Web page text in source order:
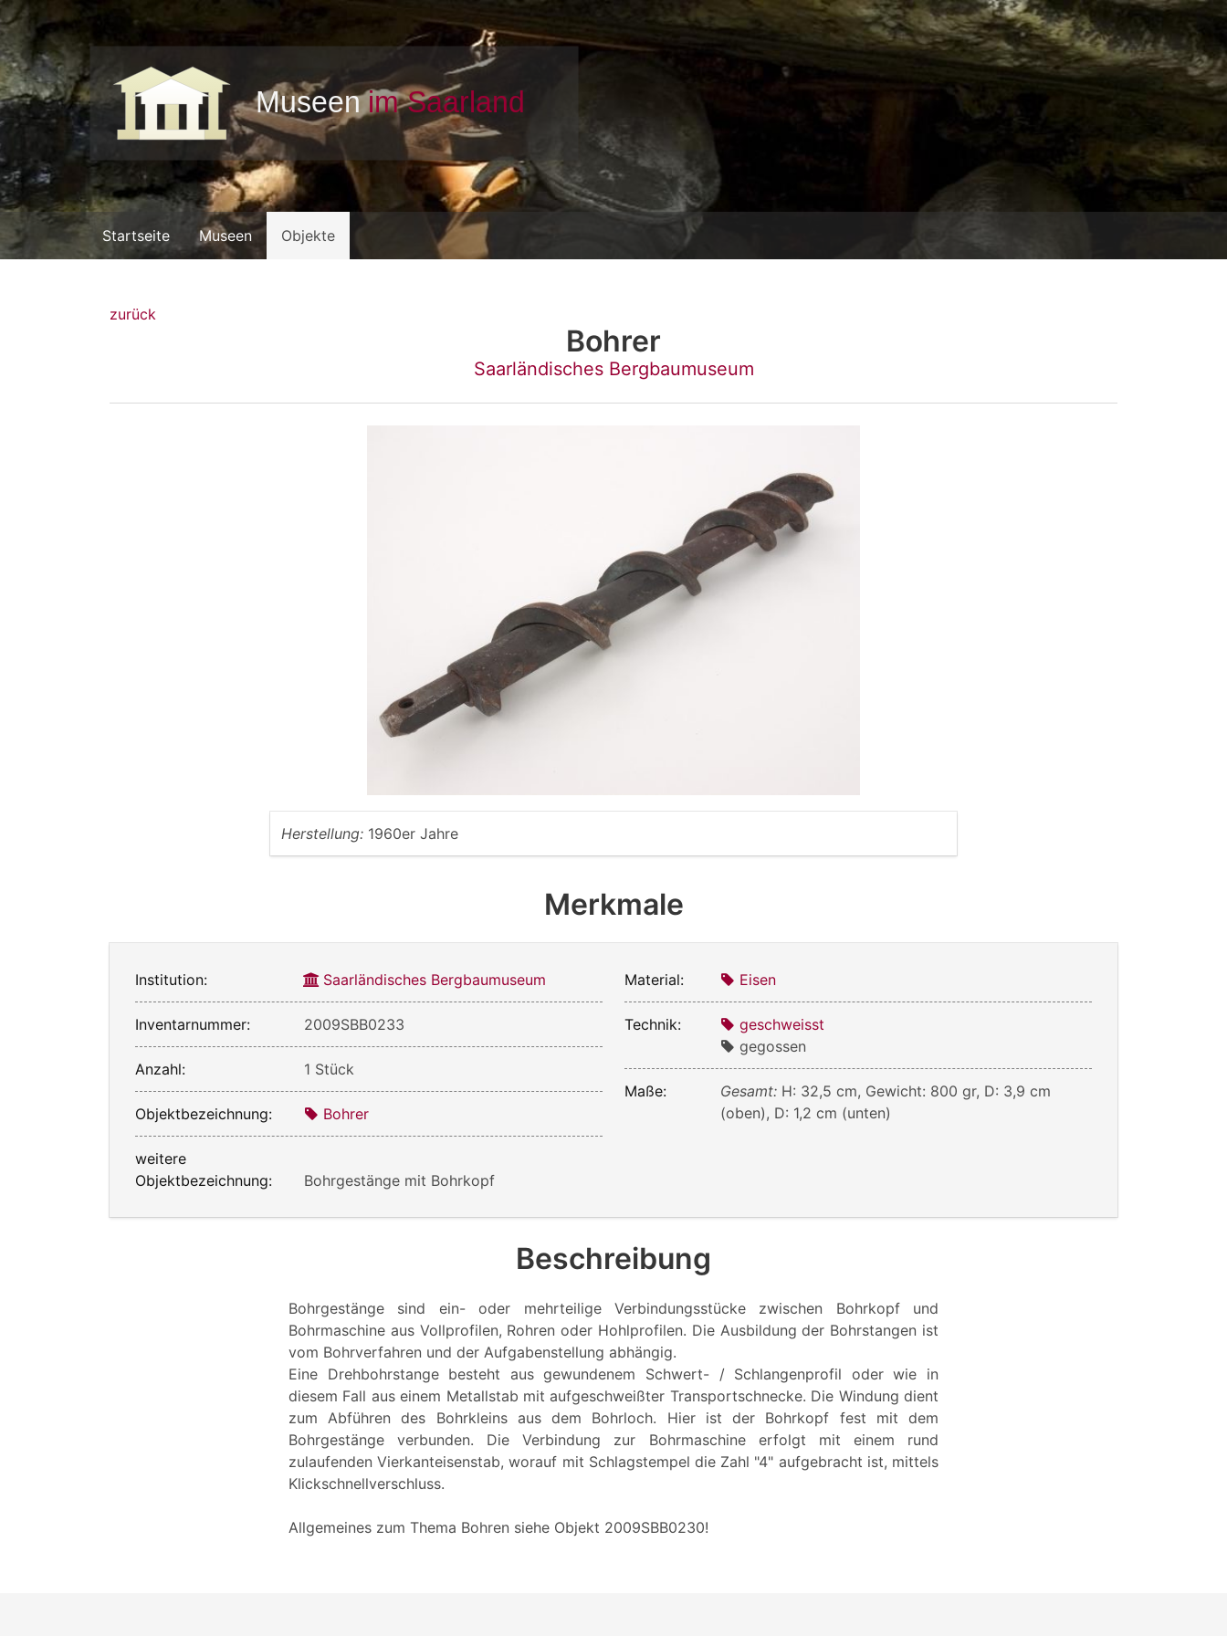
Startseite Museen Objekte
zurück
Bohrer
Saarländisches Bergbaumuseum
Herstellung: 1960er Jahre
Merkmale
Institution: Saarländisches Bergbaumuseum
Inventarnummer: 2009SBB0233
Anzahl: 1 Stück
Objektbezeichnung: Bohrer
weitere
Objektbezeichnung:
Bohrgestänge mit Bohrkopf
Material: Eisen
Technik:
geschweisst
gegossen
Maße: Gesamt: H: 32,5 cm, Gewicht: 800 gr, D: 3,9 cm
(oben), D: 1,2 cm (unten)
Beschreibung
Bohrgestänge sind ein- oder mehrteilige Verbindungsstücke zwischen Bohrkopf und
Bohrmaschine aus Vollprofilen, Rohren oder Hohlprofilen. Die Ausbildung der Bohrstangen ist
vom Bohrverfahren und der Aufgabenstellung abhängig.
Eine Drehbohrstange besteht aus gewundenem Schwert- / Schlangenprofil oder wie in
diesem Fall aus einem Metallstab mit aufgeschweißter Transportschnecke. Die Windung dient
zum Abführen des Bohrkleins aus dem Bohrloch. Hier ist der Bohrkopf fest mit dem
Bohrgestänge verbunden. Die Verbindung zur Bohrmaschine erfolgt mit einem rund
zulaufenden Vierkanteisenstab, worauf mit Schlagstempel die Zahl "4" aufgebracht ist, mittels
Klickschnellverschluss.
Allgemeines zum Thema Bohren siehe Objekt 2009SBB0230!